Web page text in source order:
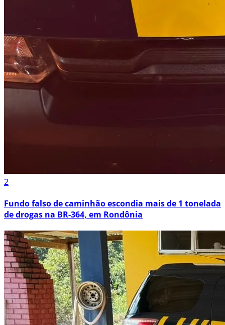
2
Fundo falso de caminhão escondia mais de 1 tonelada
de drogas na BR-364, em Rondônia